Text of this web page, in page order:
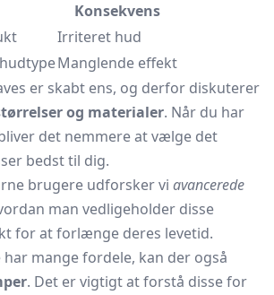
Konsekvens
Irriteret hud
Manglende effekt
er skabt ens, og derfor diskuterer
og materialer. Når du har
det nemmere at vælge det
bedst til dig.
brugere udforsker vi avancerede
man vedligeholder disse
for at forlænge deres levetid.
mange fordele, kan der også
. Det er vigtigt at forstå disse for